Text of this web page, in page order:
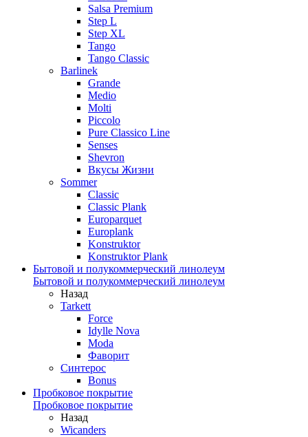
Salsa Premium
Step L
Step XL
Tango
Tango Classic
Barlinek
Grande
Medio
Molti
Piccolo
Pure Classico Line
Senses
Shevron
Вкусы Жизни
Sommer
Classic
Classic Plank
Europarquet
Europlank
Konstruktor
Konstruktor Plank
Бытовой и полукоммерческий линолеум
Бытовой и полукоммерческий линолеум
Назад
Tarkett
Force
Idylle Nova
Moda
Фаворит
Синтерос
Bonus
Пробковое покрытие
Пробковое покрытие
Назад
Wicanders